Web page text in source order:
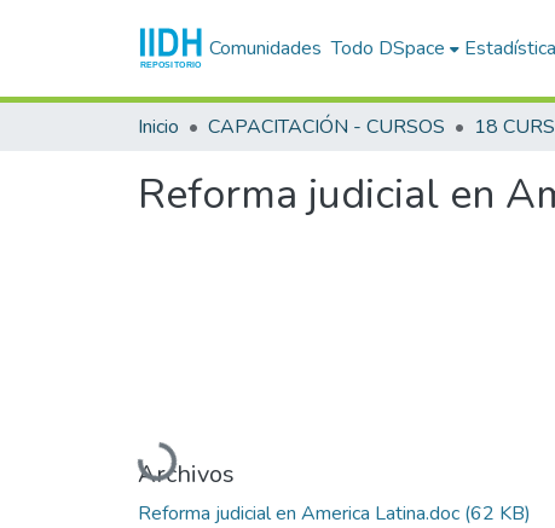
Comunidades Todo DSpace
Inicio CAPACITACIÓN - CURSOS
Reforma judicial en
Cargando...
Archivos
Reforma judicial en America Latina.doc (62 KB)